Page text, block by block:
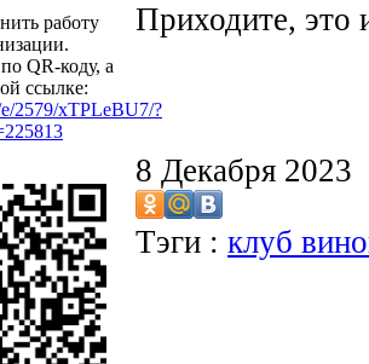
работу
QR-коду, а
ссылке:
2579/xTPLeBU7/?
Приходите, это
8 Декабря
Тэги : клуб